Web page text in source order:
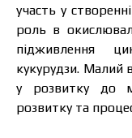
участь у
роль в
підживлення
кукурудзи. Малий
у розвитку до
розвитку та